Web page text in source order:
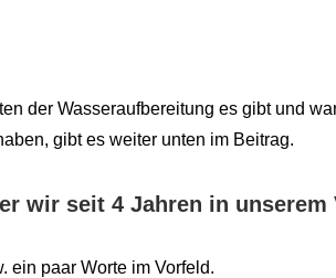
der Wasseraufbereitung es gibt und
gibt es weiter unten im Beitrag.
wir seit 4 Jahren in unserem
ein paar Worte im Vorfeld.